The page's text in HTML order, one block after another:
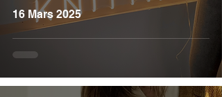
16 Mars 2025